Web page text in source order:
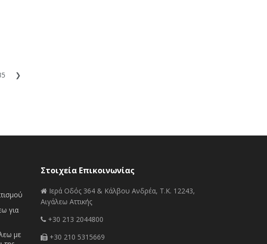
❯
για
με
Στοιχεία Επικοινωνίας
Ιερά Οδός 364 & Κάλβου Ανδρέα, Τ.Κ. 12243,
Αιγάλεω Αττικής
+30 213 2044800
+30 210 5315669